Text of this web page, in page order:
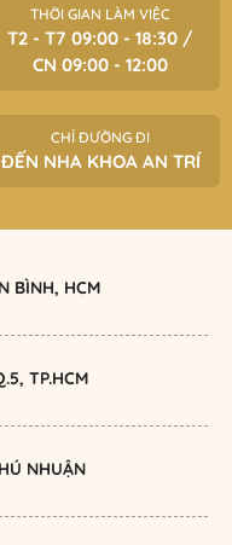
THỜI GIAN LÀM VIỆC
T2 - T7 09:00 - 18:30 /
CN 09:00 - 12:00
CHỈ ĐƯỜNG ĐI
ĐẾN NHA KHOA AN TRÍ
BÌNH, HCM
TP.HCM
NHUẬN